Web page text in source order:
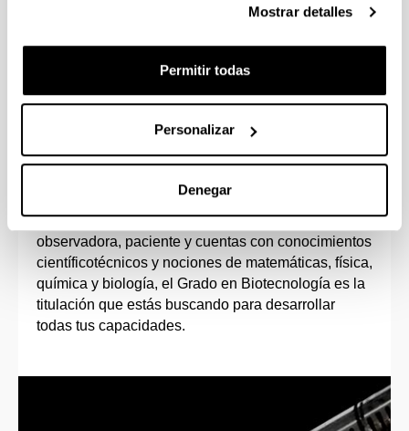
Mostrar detalles
Permitir todas
Personalizar
Denegar
La formación obtenida te proporcionará una
en el ámbito empresarial e investigador.
Perfil de ingreso
Si tienes vocación investigadora, te motiva el
trabajo en el laboratorio, eres una persona
observadora, paciente y cuentas con conocimientos
científicotécnicos y nociones de matemáticas, física,
química y biología, el Grado en Biotecnología es la
titulación que estás buscando para desarrollar
todas tus capacidades.